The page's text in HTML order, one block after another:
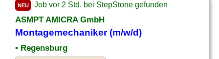
NEU Job vor 2 Std. bei StepStone gefunden
ASMPT AMICRA GmbH
Montagemechaniker (m/w/d)
• Regensburg